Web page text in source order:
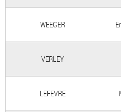
WEEGER
VERLEY
LEFEVRE